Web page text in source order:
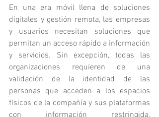
En una era móvil llena de soluciones
digitales y gestión remota, las empresas
y usuarios necesitan soluciones que
permitan un acceso rápido a información
y servicios. Sin excepción, todas las
organizaciones requieren de una
validación de la identidad de las
personas que acceden a los espacios
físicos de la compañía y sus plataformas